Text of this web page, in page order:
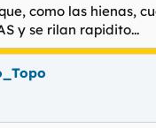
como las hienas,
y se rilan rapidito...